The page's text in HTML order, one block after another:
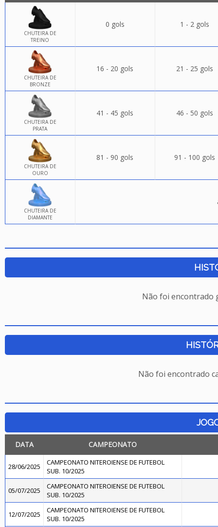
CHUTEIRA DE
TREINO
0 gols 1 - 2 gols
CHUTEIRA DE
BRONZE
16 - 20 gols 21 - 25 gols
CHUTEIRA DE
PRATA
41 - 45 gols 46 - 50 gols
CHUTEIRA DE
OURO
81 - 90 gols 91 - 100 gols
CHUTEIRA DE
DIAMANTE
Não foi encontrado
Não foi encontrado
DATA CAMPEONATO
28/06/2025
CAMPEONATO NITEROIENSE DE FUTEBOL
SUB. 10/2025
05/07/2025
CAMPEONATO NITEROIENSE DE FUTEBOL
SUB. 10/2025
12/07/2025
CAMPEONATO NITEROIENSE DE FUTEBOL
SUB. 10/2025